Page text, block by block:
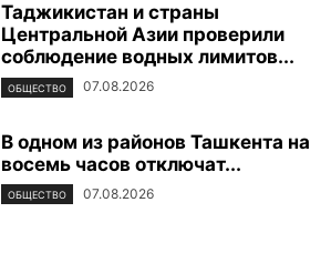
Таджикистан и страны
Центральной Азии проверили
соблюдение водных лимитов...
ОБЩЕСТВО 07.08.2026
В одном из районов Ташкента на
восемь часов отключат...
ОБЩЕСТВО 07.08.2026